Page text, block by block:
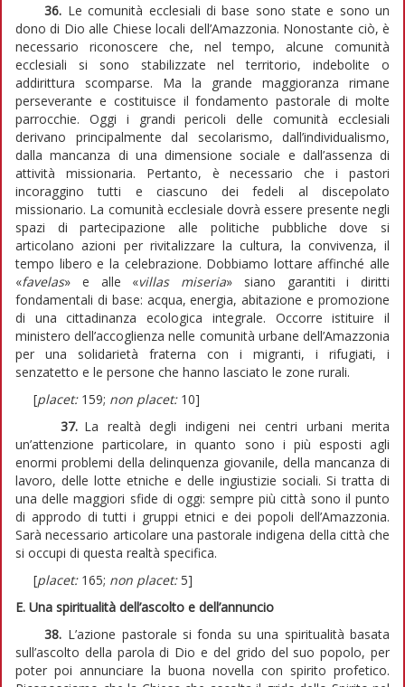
36. Le comunità ecclesiali di base sono state e sono un
dono di Dio alle Chiese locali dell’Amazzonia. Nonostante ciò, è
necessario riconoscere che, nel tempo, alcune comunità
ecclesiali si sono stabilizzate nel territorio, indebolite o
addirittura scomparse. Ma la grande maggioranza rimane
perseverante e costituisce il fondamento pastorale di molte
parrocchie. Oggi i grandi pericoli delle comunità ecclesiali
derivano principalmente dal secolarismo, dall’individualismo,
dalla mancanza di una dimensione sociale e dall’assenza di
attività missionaria. Pertanto, è necessario che i pastori
incoraggino tutti e ciascuno dei fedeli al discepolato
missionario. La comunità ecclesiale dovrà essere presente negli
spazi di partecipazione alle politiche pubbliche dove si
articolano azioni per rivitalizzare la cultura, la convivenza, il
tempo libero e la celebrazione. Dobbiamo lottare affinché alle
«favelas» e alle «villas miseria» siano garantiti i diritti
fondamentali di base: acqua, energia, abitazione e promozione
di una cittadinanza ecologica integrale. Occorre istituire il
ministero dell’accoglienza nelle comunità urbane dell’Amazzonia
per una solidarietà fraterna con i migranti, i rifugiati, i
senzatetto e le persone che hanno lasciato le zone rurali.
[placet: 159; non placet: 10]
37. La realtà degli indigeni nei centri urbani merita
un’attenzione particolare, in quanto sono i più esposti agli
enormi problemi della delinquenza giovanile, della mancanza di
lavoro, delle lotte etniche e delle ingiustizie sociali. Si tratta di
una delle maggiori sfide di oggi: sempre più città sono il punto
di approdo di tutti i gruppi etnici e dei popoli dell’Amazzonia.
Sarà necessario articolare una pastorale indigena della città che
si occupi di questa realtà specifica.
[placet: 165; non placet:5]
E. Una spiritualità dell’ascolto e dell’annuncio
38. L’azione pastorale si fonda su una spiritualità basata
sull’ascolto della parola di Dio e del grido del suo popolo, per
poter poi annunciare la buona novella con spirito profetico.